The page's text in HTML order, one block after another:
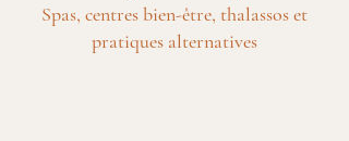
Spas, centres bien-être, thalassos et
pratiques alternatives